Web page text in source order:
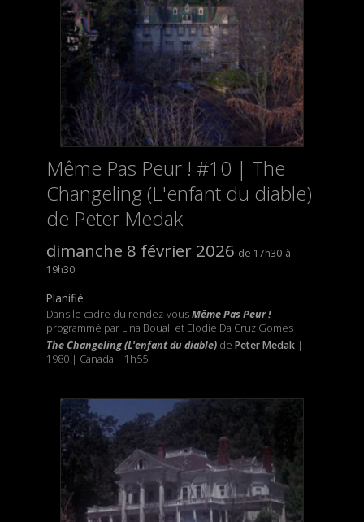
Même Pas Peur ! #10 | The
Changeling (L'enfant du diable)
de Peter Medak
dimanche 8 février 2026
17h30
19h30
Planifié
Dans le cadre du rendez-vousMême Pas Peur !
programmé par Lina Bouali et Elodie Da Cruz Gomes
The Changeling (L'enfant du diable) de Peter Medak|
1980 | Canada | 1h55